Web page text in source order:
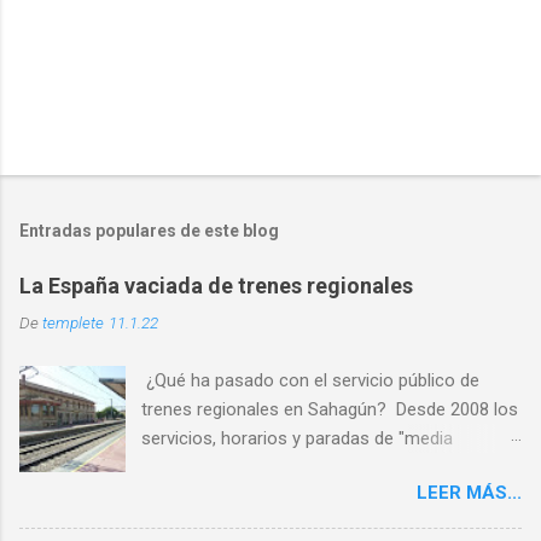
Entradas populares de este blog
La España vaciada de trenes regionales
Detemplete 11.1.22
¿Qué ha pasado con el servicio público de
trenes regionales en Sahagún? Desde 2008 los
servicios, horarios y paradas de "media
PASO 1: Servicio deficiente ✅ PASO 2: Malos
horarios ✅ PASO 3: Los usuarios son
LEER MÁS...